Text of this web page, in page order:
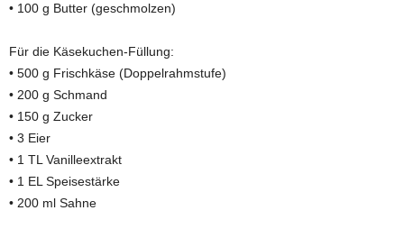
• 100 g Butter (geschmolzen)
Für die Käsekuchen-Füllung:
• 500 g Frischkäse (Doppelrahmstufe)
• 200 g Schmand
• 150 g Zucker
• 3 Eier
• 1 TL Vanilleextrakt
• 1 EL Speisestärke
• 200 ml Sahne